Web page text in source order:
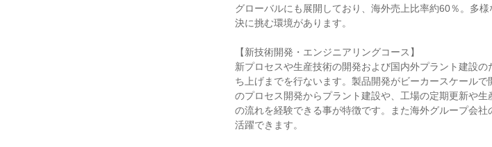
グローバルにも展開しており、海外売上比率約60％。多
決に挑む環境があります。
【新技術開発・エンジニアリングコース】
新プロセスや生産技術の開発および国内外プラント建設
ち上げまでを行ないます。製品開発がビーカースケール
のプロセス開発からプラント建設や、工場の定期更新や
の流れを経験できる事が特徴です。また海外グループ会
活躍できます。